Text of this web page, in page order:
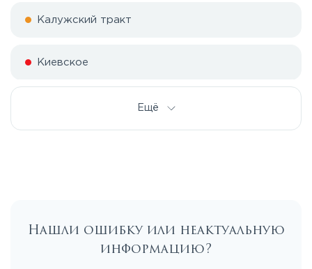
Калужский тракт
Киевское
Ещё
Нашли ошибку или неактуальную
информацию?